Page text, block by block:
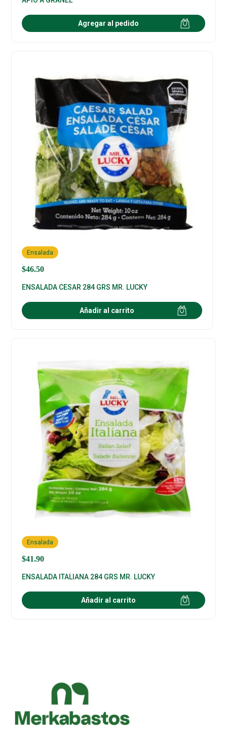
Agregar al pedido
$46.50
Ensalada
ENSALADA CESAR 284 GRS MR. LUCKY
Añadir al carrito
$41.90
Ensalada
ENSALADA ITALIANA 284 GRS MR. LUCKY
Añadir al carrito